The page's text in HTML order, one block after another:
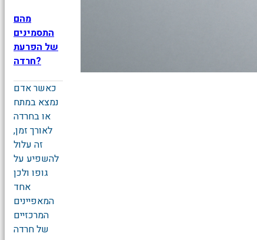
מהם
התסמינים
של הפרעת
חרדה?
כאשר אדם
נמצא במתח
או בחרדה
לאורך זמן,
זה עלול
להשפיע על
גופו ולכן
אחד
המאפיינים
המרכזיים
של חרדה